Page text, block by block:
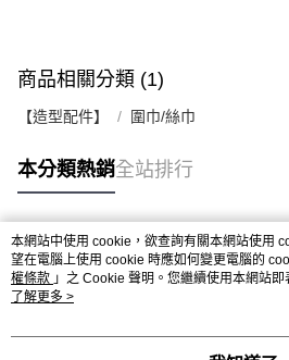
商品相關分類 (1)
【造型配件】 圍巾/絲巾
本分類熱銷全站排行
熱門標籤
本網站中使用 cookie，欲查詢有關本網站使用
望在電腦上使用 cookie 時應如何變更電腦的
權條款 」之 Cookie 聲明。您繼續使用本網站
用條款之 Cookie 聲明使用 cookie。
了解更多 >